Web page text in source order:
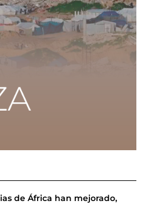
de África han mejorado,